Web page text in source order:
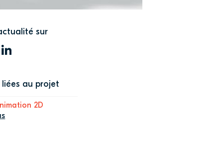
sur
au projet
2D